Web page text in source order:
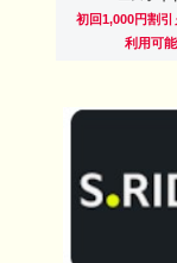
初回1,000円割引
利用可能